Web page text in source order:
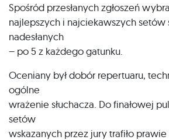
Spośród przesłanych zgłoszeń
najlepszych i najciekawszych setów
nadesłanych
– po 5 z każdego gatunku.
Oceniany był dobór repertuaru,
ogólne
wrażenie słuchacza. Do finałowej
setów
wskazanych przez jury trafiło